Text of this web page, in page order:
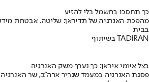
כך תחסכו בחשמל בלי להזיע
מהפכת האנרגיה של תדיראן: שליטה, אבטחת
בבית
בשיתוף TADIRAN
בצל איומי איראן: כך נערך משק האנרגיה
פסגת האנרגיה במעמד שגריר ארה"ב, שר האנרגיה